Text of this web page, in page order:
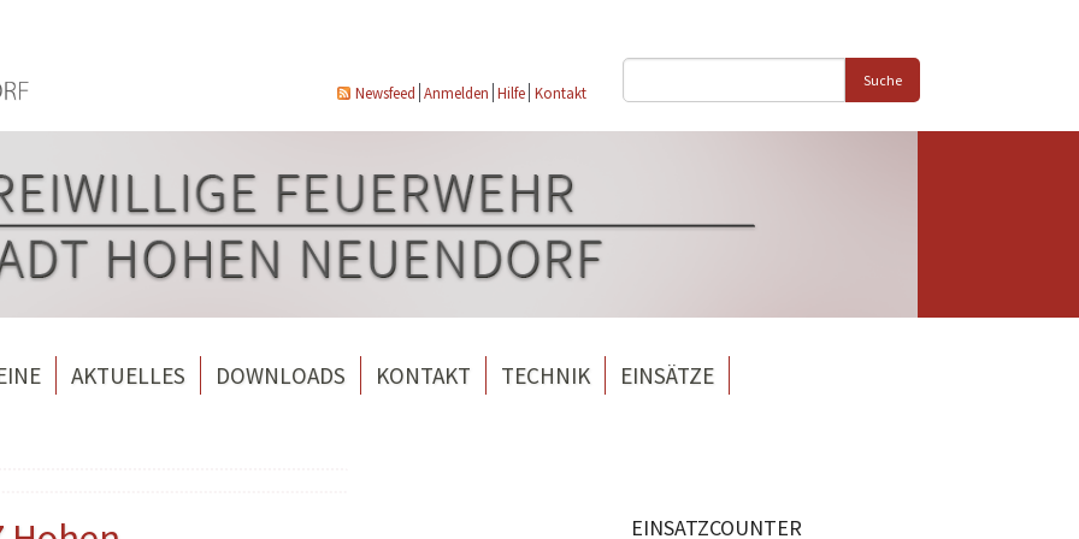
Newsfeed Anmelden Hilfe Kontakt
Suche
Hohen Neuendorf
AKTUELLES DOWNLOADS KONTAKT TECHNIK EINSÄTZE
EINSATZCOUNTER